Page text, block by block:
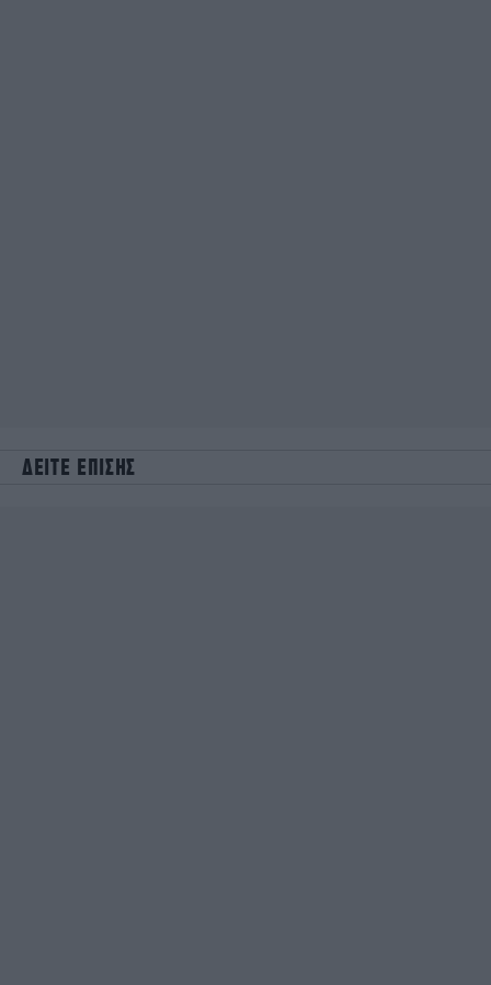
ΔΕΙΤΕ ΕΠΙΣΗΣ